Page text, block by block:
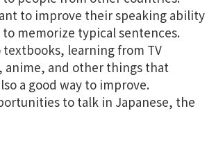
to improve their speaking ability
to memorize typical sentences.
learning from TV
anime, and other things that
a good way to improve.
to talk in Japanese, the